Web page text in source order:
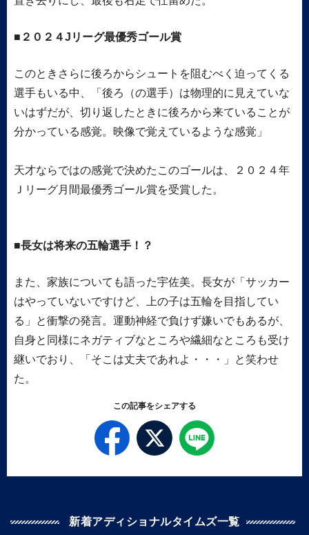
２０２４Jリーグ最優秀ゴール賞
このときさらに後ろからシュートを阻むべく迫ってくる
選手もいる中、「後ろ（の選手）は物理的に見えていな
いはずだが、切り返したときに後ろから来ていることが
分かっている感覚。映像で覚えているような感覚」
天才ならではの感覚で決めたこのゴールは、２０２４年
Ｊリーグ月間最優秀ゴール賞を受賞した。
長女は将来の五輪選手！？
また、家族についても語った宇佐美。長女が「サッカー
はやっていないですけど、上の子は五輪を目指してい
る」と衝撃の発言。運動神経で負けず嫌いでもあるが、
自身と同様にネガティブなところや繊細なところも受け
継いでおり、「そこは丈夫であれよ・・・」と笑わせ
た。
この記事をシェアする
新着アディショナルタイムズ一覧